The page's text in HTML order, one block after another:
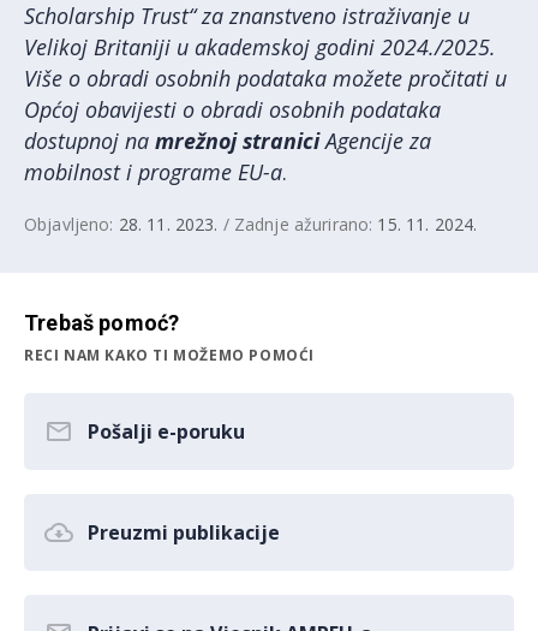
Scholarship Trust“ za znanstveno istraživanje u
Velikoj Britaniji u akademskoj godini 2024./2025.
Više o obradi osobnih podataka možete pročitati u
Općoj obavijesti o obradi osobnih podataka
dostupnoj na mrežnoj straniciAgencije za
mobilnost i programe EU-a.
Objavljeno: 28. 11. 2023. / Zadnje ažurirano: 15. 11. 2024.
Trebaš pomoć?
RECI NAM KAKO TI MOŽEMO POMOĆI
Pošalji e-poruku
Preuzmi publikacije